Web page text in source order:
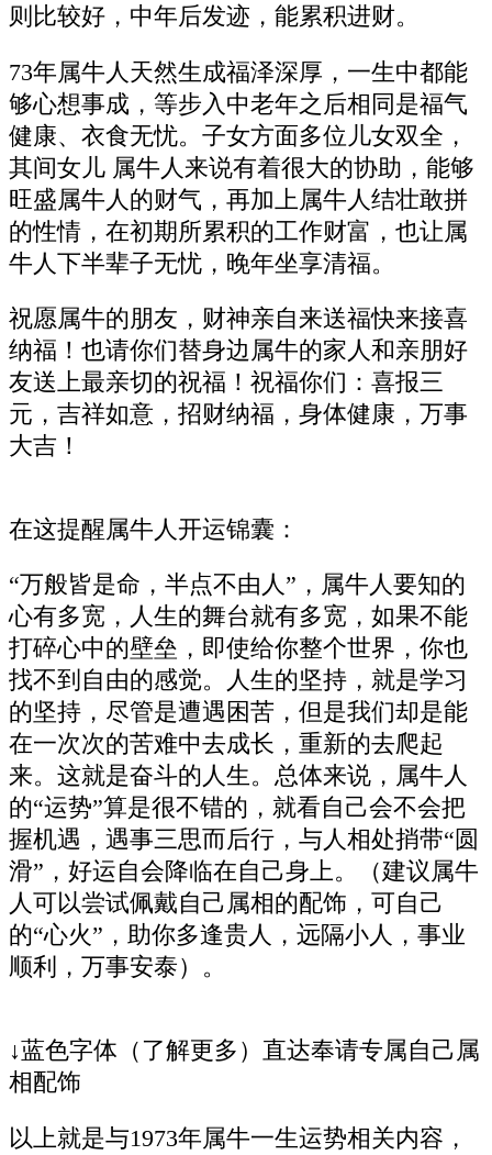
则比较好，中年后发迹，能累积进财。
73年属牛人天然生成福泽深厚，一生中都能
够心想事成，等步入中老年之后相同是福气
健康、衣食无忧。子女方面多位儿女双全，
其间女儿 属牛人来说有着很大的协助，能够
旺盛属牛人的财气，再加上属牛人结壮敢拼
的性情，在初期所累积的工作财富，也让属
牛人下半辈子无忧，晚年坐享清福。
祝愿属牛的朋友，财神亲自来送福快来接喜
纳福！也请你们替身边属牛的家人和亲朋好
友送上最亲切的祝福！祝福你们：喜报三
元，吉祥如意，招财纳福，身体健康，万事
大吉！
在这提醒属牛人开运锦囊：
“万般皆是命，半点不由人”，属牛人要知的
心有多宽，人生的舞台就有多宽，如果不能
打碎心中的壁垒，即使给你整个世界，你也
找不到自由的感觉。人生的坚持，就是学习
的坚持，尽管是遭遇困苦，但是我们却是能
在一次次的苦难中去成长，重新的去爬起
来。这就是奋斗的人生。总体来说，属牛人
的“运势”算是很不错的，就看自己会不会把
握机遇，遇事三思而后行，与人相处捎带“圆
滑”，好运自会降临在自己身上。（建议属牛
人可以尝试佩戴自己属相的配饰，可自己
的“心火”，助你多逢贵人，远隔小人，事业
顺利，万事安泰）。
↓蓝色字体（了解更多）直达奉请专属自己属
相配饰
以上就是与1973年属牛一生运势相关内容，